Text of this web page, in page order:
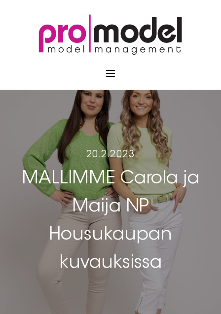
20.2.2023
MALLIMME Carola ja
Maija NP
Housukaupan
kuvauksissa